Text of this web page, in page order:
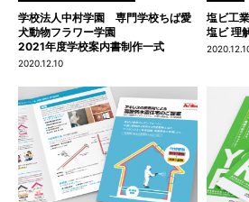
学校法人中村学園 専門学校ちば愛
犬動物フラワー学園
2021年度学校案内書制作一式
2020.12.10
塩ビ工
塩ビ 理